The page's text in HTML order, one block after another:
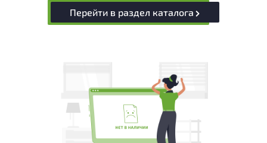
Перейти в раздел каталога